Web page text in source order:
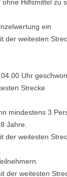
Hilfsmittel zu
ein
der weitesten
Uhr
Strecke
mindestens 3
Jahre.
der weitesten
der weitesten